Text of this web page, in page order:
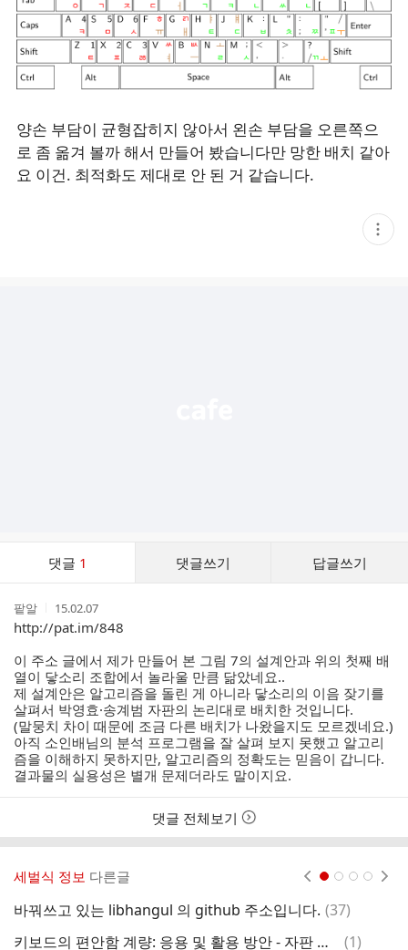
양손 부담이 균형잡히지 않아서 왼손 부담을 오른쪽으
로 좀 옮겨 볼까 해서 만들어 봤습니다만 망한 배치 같아
요 이건. 최적화도 제대로 안 된 거 같습니다.
현
재
댓글 1 댓글쓰기 답글쓰기
작
성
자
팥알
작
성
시
15.02.07
http://pat.im/848
이 주소 글에서 제가 만들어 본 그림 7의 설계안과 위의 첫째 배
열이 닿소리 조합에서 놀라울 만큼 닮았네요..
제 설계안은 알고리즘을 돌린 게 아니라 닿소리의 이음 잦기를
살펴서 박영효·송계범 자판의 논리대로 배치한 것입니다.
(말뭉치 차이 때문에 조금 다른 배치가 나왔을지도 모르겠네요.)
아직 소인배님의 분석 프로그램을 잘 살펴 보지 못했고 알고리
즘을 이해하지 못하지만, 알고리즘의 정확도는 믿음이 갑니다.
결과물의 실용성은 별개 문제더라도 말이지요.
댓글 전체보기
세벌식 정보 다른글
바꿔쓰고 있는 libhangul 의 github 주소입니다. 댓
(37)
키보드의 편안함 계량: 응용 및 활용 방안 - 자판 최적화(2)
댓
(1)